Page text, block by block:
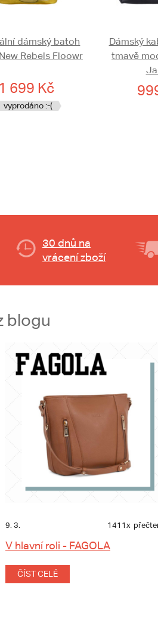
dámský batoh
Rebels Floowr
1 699 Kč
vyprodáno :-(
Dámský
tmavě
30 dnů na
vrácení zboží
blogu
9. 3. 1411x
V hlavní roli - FAGOLA
ČÍST CELÉ